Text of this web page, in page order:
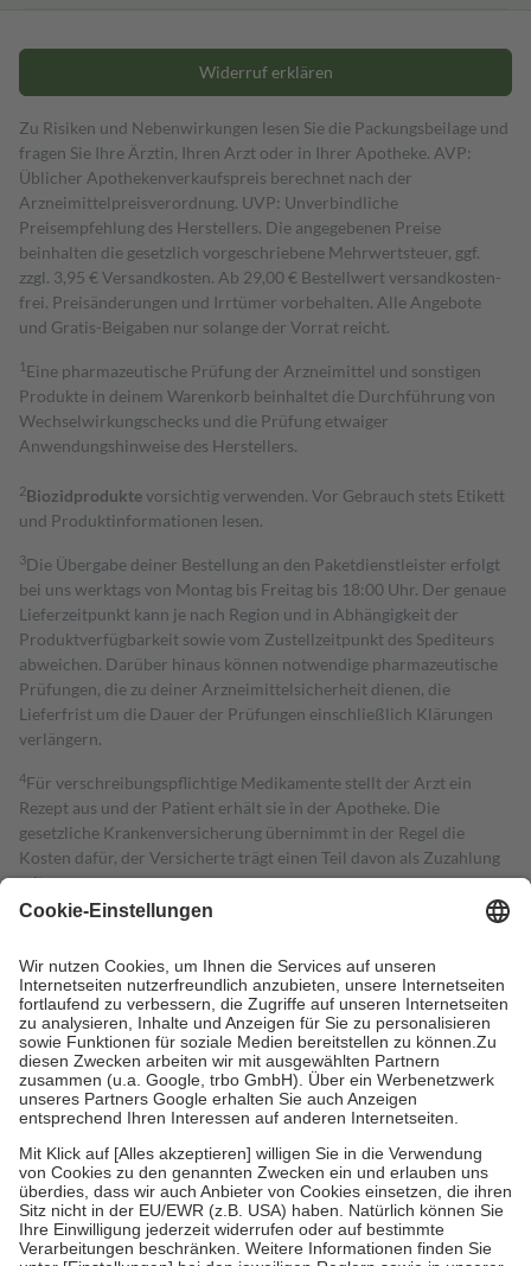
Widerruf erklären
Zu Risiken und Nebenwirkungen lesen Sie die Packungsbeilage und
fragen Sie Ihre Ärztin, Ihren Arzt oder in Ihrer Apotheke. AVP:
Üblicher Apothekenverkaufspreis berechnet nach der
Arzneimittelpreisverordnung. UVP: Unverbindliche
Preisempfehlung des Herstellers. Die angegebenen Preise
beinhalten die gesetzlich vorgeschriebene Mehrwertsteuer, ggf.
zzgl. 3,95 € Versandkosten. Ab 29,00 € Bestell­wert versand­kosten­
frei. Preisänderungen und Irrtümer vorbehalten. Alle Angebote
und Gratis-Beigaben nur solange der Vorrat reicht.
1 Eine pharmazeutische Prüfung der Arzneimittel und sonstigen
Produkte in deinem Warenkorb beinhaltet die Durchführung von
Wechselwirkungschecks und die Prüfung etwaiger
Anwendungshinweise des Herstellers.
2Biozidproduktevorsichtig verwenden. Vor Gebrauch stets Etikett
und Produktinformationen lesen.
3Die Übergabe deiner Bestellung an den Paketdienstleister erfolgt
bei uns werktags von Montag bis Freitag bis 18:00 Uhr. Der genaue
Lieferzeitpunkt kann je nach Region und in Abhängigkeit der
Produktverfügbarkeit sowie vom Zustellzeitpunkt des Spediteurs
abweichen. Darüber hinaus können notwendige pharmazeutische
Prüfungen, die zu deiner Arzneimittelsicherheit dienen, die
Lieferfrist um die Dauer der Prüfungen einschließlich Klärungen
verlängern.
4Für verschreibungspflichtige Medikamente stellt der Arzt ein
Rezept aus und der Patient erhält sie in der Apotheke. Die
gesetzliche Krankenversicherung übernimmt in der Regel die
Kosten dafür, der Versicherte trägt einen Teil davon als Zuzahlung
mit.
Grundsätzlich leisten Mitglieder Zuzahlungen in Höhe von zehn
höchstens zehn Euro.
Es sind jedoch nie mehr als die tatsächlichen
Kosten der Leistung zu entrichten.
Diese Regeln gelten grundsätzlich auch für Online-Apotheken.
Bei Heilmitteln und häuslicher Krankenpflege beträgt die
Zuzahlung zehn Prozent der Kosten sowie zehn Euro je
Verordnung.
Um das Engagement der Versicherten für ihre eigene Gesundheit zu
stärken und die besondere Stellung der Familie zu unterstützen,
fallenkeine Zuzahlungenan bei:
• Kindern und Jugendlichen bis zum vollendeten 18. Lebensjahr
mit Ausnahme der Fahrkosten
• Untersuchungen zur Vorsorge und Früherkennung, die von der
GKV getragen werden